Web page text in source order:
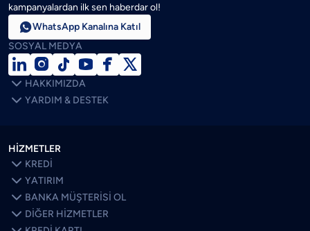
kampanyalardan ilk sen haberdar ol!
WhatsApp Kanalına Katıl
SOSYAL MEDYA
    

 HAKKIMIZDA
 YARDIM & DESTEK
HİZMETLER
 KREDİ
 YATIRIM
 BANKA MÜŞTERİSİ OL
 DİĞER HİZMETLER